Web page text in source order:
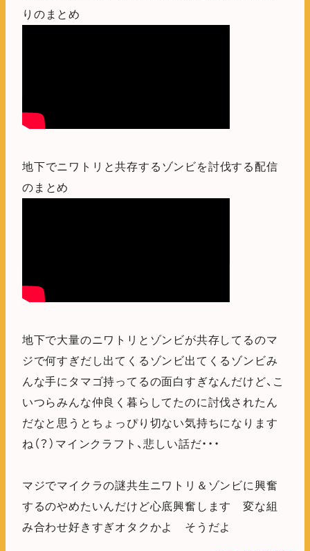
りのまとめ
地下でニワトリと共存するゾンビを討伐する配信
のまとめ
地下で大量のニワトリとゾンビが共存してるのマ
ジで何すぎだし出てくるゾンビ出てくるゾンビみ
んな手にタマゴ持ってるの面白すぎなんだけど、こ
いつらみんな仲良く暮らしてたのに討伐されたん
だなと思うとちょっぴり切ない気持ちになります
ね（？）マインクラフト、悲しい話だ・・・
マジでマイクラの謎共生ニワトリ＆ゾンビに興奮
するのやめたいんだけど心底興奮します 変な組
み合わせ好きすぎオタクかよ そうだよ